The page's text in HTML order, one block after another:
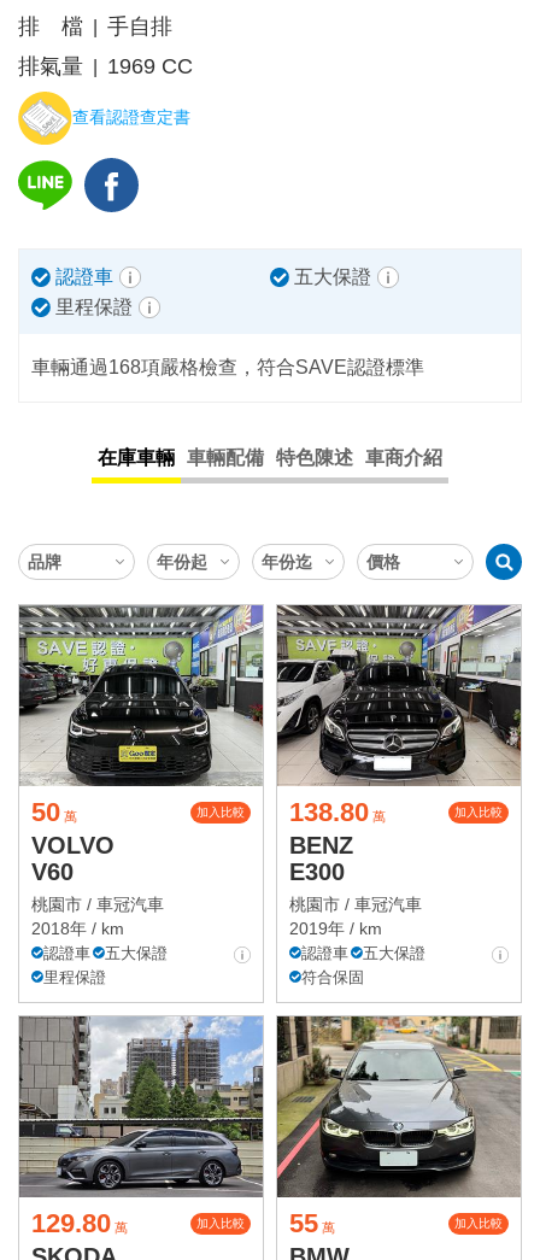
排 檔
手自排
排氣量
1969 CC
查看認證查定書
認證車
五大保證
里程保證
車輛通過168項嚴格檢查，符合SAVE認證標準
在庫車輛 車輛配備 特色陳述 車商介紹
50 萬 加入比較
VOLVO
V60
桃園市 / 車冠汽車
2018年 / km
認證車
五大保證
里程保證
138.80 萬 加入比較
BENZ
E300
桃園市 / 車冠汽車
2019年 / km
認證車
五大保證
符合保固
129.80 萬 加入比較 55 萬 加入比較